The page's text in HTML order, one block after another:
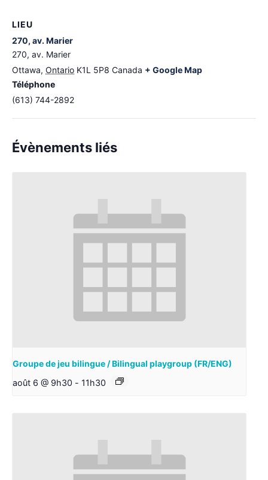
LIEU
270, av. Marier
270, av. Marier
Ottawa, Ontario K1L 5P8 Canada + Google Map
Téléphone
(613) 744-2892
Évènements liés
Groupe de jeu bilingue / Bilingual playgroup (FR/ENG)
août 6 @ 9h30 - 11h30